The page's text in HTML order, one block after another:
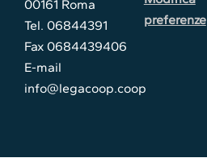
00161 Roma
Tel. 06844391
Fax 0684439406
E-mail
info@legacoop.coop
preferenze